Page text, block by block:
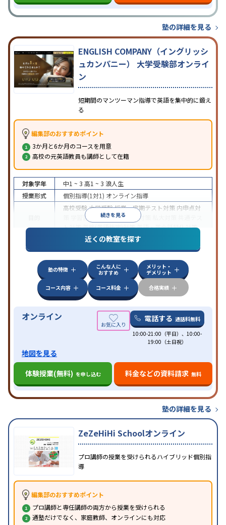
塾の詳細を見る
ENGLISH COMPANY（イングリッシ
ュカンパニー） 大学受験部オンライ
ン
短期間のマンツーマン指導で英語を集中的に鍛え
る
編集部のおすすめポイント
3か月と6か月のコースを用意
高校の元英語教員も講師として在籍
続きを見る
対象学年 中1 ~ 3 高1 ~ 3 浪人生
授業形式
個別指導(1対1) オンライン指導
高校受験大学受験授業・定期テスト対策 内申点対
学習習慣の定着国公立大対策
ト対策英検(英語検定)対策英語・英会話特化対策
特徴
中高一貫校生に対応授業の振替可能
学習にPC・タブレットを利用オンライン対応1
科目から受講可能
近くの教室を探す
塾の特徴
こんな人に
おすすめ
メリット・
デメリット
コース内容
コース料金 合格実績
オンライン 電話する 通話料無料
10:00-21:00（平日）、10:00-
19:00（土日祝）
地図を見る
体験授業(無料) を申し込む 料金などの資料請求 無料
塾の詳細を見る
ZeZeHiHi Schoolオンライン
プロ講師の授業を受けられるハイブリッド個別指
導
編集部のおすすめポイント
プロ講師と専任講師の両方から授業を受けられる
通塾だけでなく、家庭教師、オンラインにも対応